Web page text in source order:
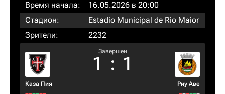
Время начала:
16.05.2026 в 20:00
Стадион:
Estadio Municipal de Rio Maior
Зрители:
2232
Каза Пия
Завершен
1 : 1
Риу Аве